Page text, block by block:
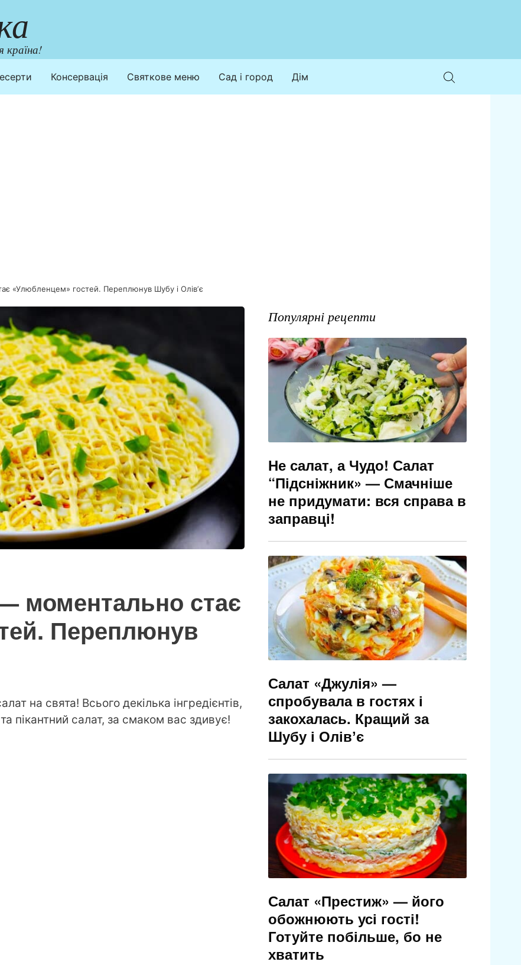
країна!
Консервація Святкове меню Сад і город Дім
«Улюбленцем» гостей. Переплюнув Шубу і Олівʼє
моментально стає
Переплюнув
на свята! Всього декілька інгредієнтів,
салат, за смаком вас здивує!
Популярні рецепти
Не салат, а Чудо! Салат
“Підсніжник» — Смачніше
не придумати: вся справа в
заправці!
Салат «Джулія» —
спробувала в гостях і
закохалась. Кращий за
Шубу і Олівʼє
Салат «Престиж» — його
обожнюють усі гості!
Готуйте побільше, бо не
хватить